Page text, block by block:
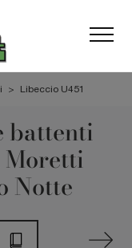
> Libeccio U451
battenti
Moretti
Notte